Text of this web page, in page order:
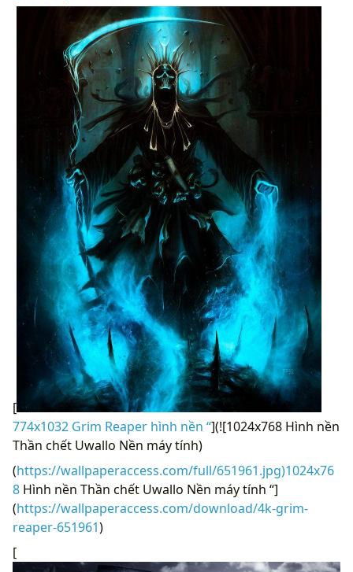
[
774x1032 Grim Reaper hình nền “](![1024x768 Hình nền
Thần chết Uwallo Nền máy tính)
(https://wallpaperaccess.com/full/651961.jpg)1024x76
8 Hình nền Thần chết Uwallo Nền máy tính “]
(https://wallpaperaccess.com/download/4k-grim-
reaper-651961)
[